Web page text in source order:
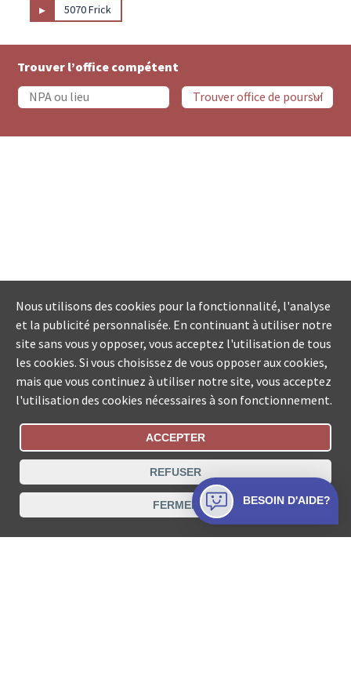
▸ 5070 Frick
Trouver l’office compétent
Statut De La Commande
Recherche des offices de Suisse
Protection des données Mentions légales
Conditions d’utilisation Contact
Nous utilisons des cookies pour la fonctionnalité, l'analyse
et la publicité personnalisée. En continuant à utiliser notre
site sans vous y opposer, vous acceptez l'utilisation de tous
les cookies. Si vous choisissez de vous opposer aux cookies,
mais que vous continuez à utiliser notre site, vous acceptez
l'utilisation des cookies nécessaires à son fonctionnement.
ACCEPTER
REFUSER
FERMER BESOIN D'AIDE?